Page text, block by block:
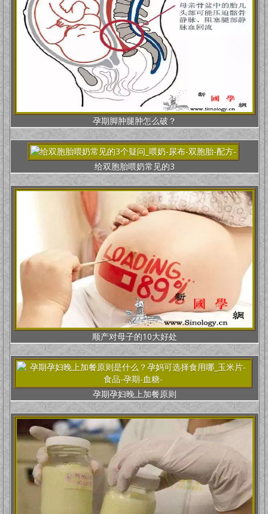
孕期脚肿腿肿怎么破？
给双胞胎喂奶常见的3
顺产对母子的10大好处
孕期孕妇晚上加餐原则